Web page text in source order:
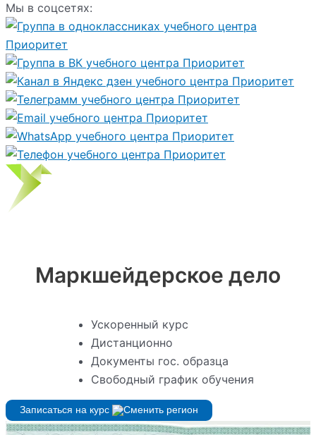
Мы в соцсетях:
Маркшейдерское дело
Ускоренный курс
Дистанционно
Документы гос. образца
Свободный график обучения
Записаться на курс